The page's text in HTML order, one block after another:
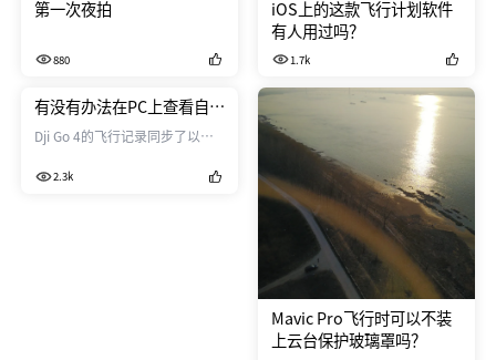
第一次夜拍
880
iOS上的这款飞行计划软件
有人用过吗？
1.7k
有没有办法在PC上查看自己
的飞行记录
Dji Go 4的飞行记录同步了以
的记录？
2.3k
Mavic Pro飞行时可以不装
上云台保护玻璃罩吗？